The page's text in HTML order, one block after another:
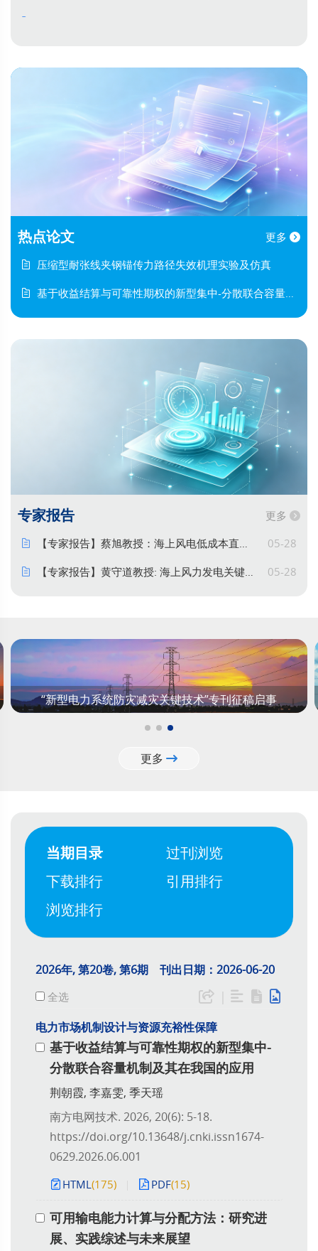
热点论文
更多
压缩型耐张线夹钢锚传力路径失效机理实验及仿真
基于收益结算与可靠性期权的新型集中-分散联合容量机制及其在我国的应用
专家报告
更多
05-28
05-28
“新型电力系统防灾减灾关键技术”专刊征稿启事
更多
当期目录
过刊浏览
下载排行
引用排行
浏览排行
2026年, 第20卷, 第6期 刊出日期：2026-06-20
全选
电力市场机制设计与资源充裕性保障
基于收益结算与可靠性期权的新型集中-
分散联合容量机制及其在我国的应用
荆朝霞, 李嘉雯, 季天瑶
南方电网技术. 2026, 20(6): 5-18.
https://doi.org/10.13648/j.cnki.issn1674-
0629.2026.06.001
HTML(175) PDF(15)
可用输电能力计算与分配方法：研究进
展、实践综述与未来展望